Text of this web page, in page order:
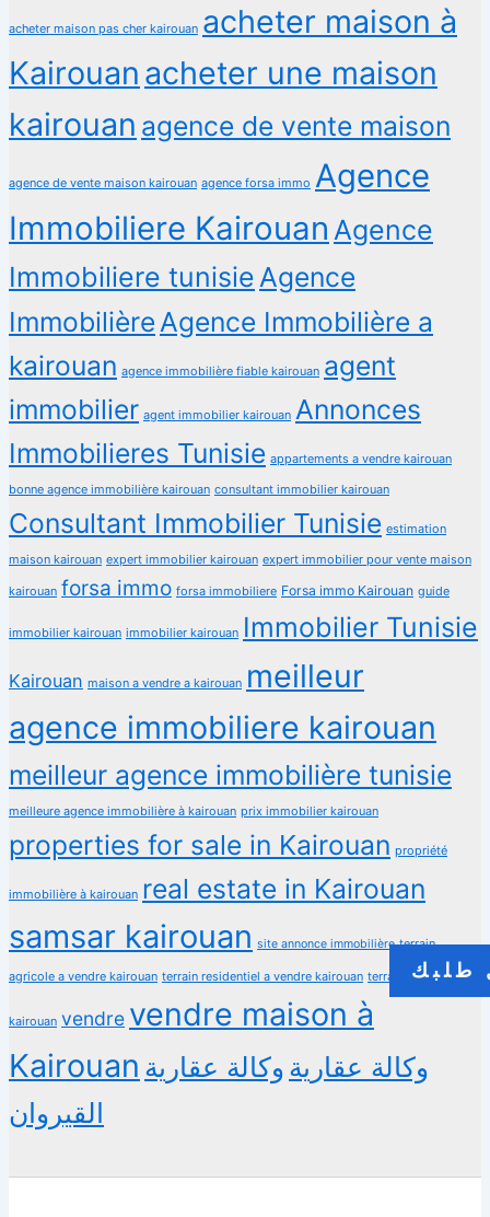
طلبك
acheter maison pas cher kairouan acheter maison à
Kairouan acheter une maison
kairouan agence de vente maison
agence de vente maison kairouan agence forsa immo Agence
Immobiliere Kairouan Agence
Immobiliere tunisie Agence
Immobilière Agence Immobilière a
kairouan agence immobilière fiable kairouan agent
immobilier agent immobilier kairouan Annonces
Immobilieres Tunisie appartements a vendre kairouan
bonne agence immobilière kairouan consultant immobilier kairouan
Consultant Immobilier Tunisie estimation
maison kairouan expert immobilier kairouan expert immobilier pour vente maison
kairouan forsa immo forsa immobiliere Forsa immo Kairouan guide
immobilier kairouan immobilier kairouan Immobilier Tunisie
Kairouan maison a vendre a kairouan meilleur
agence immobiliere kairouan
meilleur agence immobilière tunisie
meilleure agence immobilière à kairouan prix immobilier kairouan
properties for sale in Kairouan propriété
immobilière à kairouan real estate in Kairouan
samsar kairouan site annonce immobilière terrain
agricole a vendre kairouan terrain residentiel a vendre kairouan terrain à vendre
kairouan vendre vendre maison à
Kairouan
وكالة عقارية وكالة عقارية
القيروان